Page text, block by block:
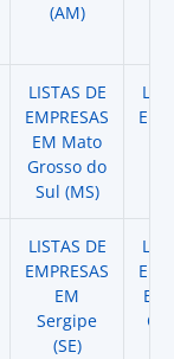
(AM)
LISTAS DE
EMPRESAS
EM Mato
Grosso do
Sul (MS)
LISTAS DE
EMPRESAS
EM
Sergipe
(SE)
EM